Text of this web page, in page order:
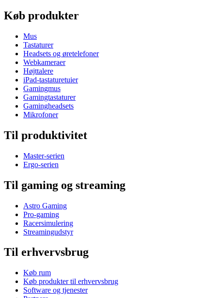
Køb produkter
Mus
Tastaturer
Headsets og øretelefoner
Webkameraer
Højttalere
iPad-tastaturetuier
Gamingmus
Gamingtastaturer
Gamingheadsets
Mikrofoner
Til produktivitet
Master-serien
Ergo-serien
Til gaming og streaming
Astro Gaming
Pro-gaming
Racersimulering
Streamingudstyr
Til erhvervsbrug
Køb rum
Køb produkter til erhvervsbrug
Software og tjenester